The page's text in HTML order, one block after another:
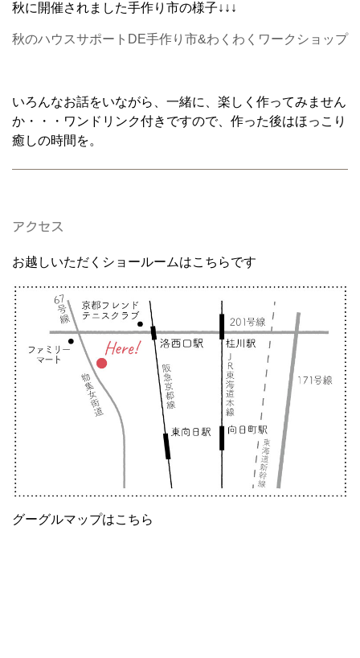
秋に開催されました手作り市の様子↓↓↓
秋のハウスサポートDE手作り市&わくわくワークショップ
いろんなお話をいながら、一緒に、楽しく作ってみません
か・・・ワンドリンク付きですので、作った後はほっこり
癒しの時間を。
アクセス
お越しいただくショールームはこちらです
グーグルマップはこちら